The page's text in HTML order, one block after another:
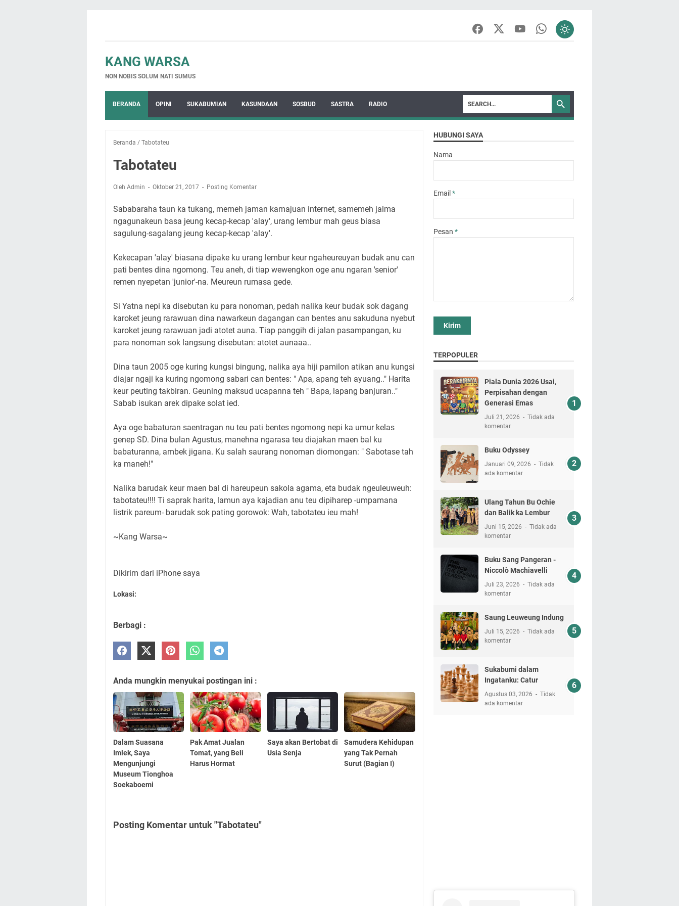
KANG WARSA
NON NOBIS SOLUM NATI SUMUS
BERANDA OPINI SUKABUMIAN KASUNDAAN SOSBUD SASTRA RADIO
Beranda / Tabotateu
Tabotateu
Oleh Admin Oktober 21, 2017 Posting Komentar
Sababaraha taun ka tukang, memeh jaman kamajuan internet, samemeh jalma
ngagunakeun basa jeung kecap-kecap 'alay', urang lembur mah geus biasa
sagulung-sagalang jeung kecap-kecap 'alay'.
Kekecapan 'alay' biasana dipake ku urang lembur keur ngaheureuyan budak anu can
pati bentes dina ngomong. Teu aneh, di tiap wewengkon oge anu ngaran 'senior'
remen nyepetan 'junior'-na. Meureun rumasa gede.
Si Yatna nepi ka disebutan ku para nonoman, pedah nalika keur budak sok dagang
karoket jeung rarawuan dina nawarkeun dagangan can bentes anu sakuduna nyebut
karoket jeung rarawuan jadi atotet auna. Tiap panggih di jalan pasampangan, ku
para nonoman sok langsung disebutan: atotet aunaaa..
Dina taun 2005 oge kuring kungsi bingung, nalika aya hiji pamilon atikan anu kungsi
diajar ngaji ka kuring ngomong sabari can bentes: " Apa, apang teh ayuang.." Harita
keur peuting takbiran. Geuning maksud ucapanna teh " Bapa, lapang banjuran.."
Sabab isukan arek dipake solat ied.
Aya oge babaturan saentragan nu teu pati bentes ngomong nepi ka umur kelas
genep SD. Dina bulan Agustus, manehna ngarasa teu diajakan maen bal ku
babaturanna, ambek jigana. Ku salah saurang nonoman diomongan: " Sabotase tah
ka maneh!"
Nalika barudak keur maen bal di hareupeun sakola agama, eta budak ngeuleuweuh:
tabotateu!!!! Ti saprak harita, lamun aya kajadian anu teu dipiharep -umpamana
listrik pareum- barudak sok pating gorowok: Wah, tabotateu ieu mah!
~Kang Warsa~
Dikirim dari iPhone saya
Lokasi:
Berbagi :
Anda mungkin menyukai postingan ini :
Dalam Suasana
Imlek, Saya
Mengunjungi
Museum Tionghoa
Soekaboemi
Pak Amat Jualan
Tomat, yang Beli
Harus Hormat
Saya akan Bertobat di
Usia Senja
Samudera Kehidupan
yang Tak Pernah
Surut (Bagian I)
Posting Komentar untuk "Tabotateu"
HUBUNGI SAYA
Nama
Email *
Pesan *
TERPOPULER
Piala Dunia 2026 Usai,
Perpisahan dengan
Generasi Emas
Juli 21, 2026
Tidak ada
komentar
Buku Odyssey
Januari 09, 2026
Tidak
ada komentar
Ulang Tahun Bu Ochie
dan Balik ka Lembur
Juni 15, 2026
Tidak ada
komentar
Buku Sang Pangeran -
Niccolò Machiavelli
Juli 23, 2026
Tidak ada
komentar
Saung Leuweung Indung
Juli 15, 2026
Tidak ada
komentar
Sukabumi dalam
Ingatanku: Catur
Agustus 03, 2026
Tidak
ada komentar